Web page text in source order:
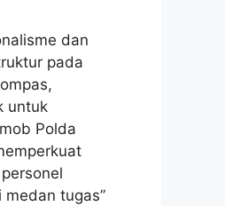
dan
pada
untuk
Polda
tugas”